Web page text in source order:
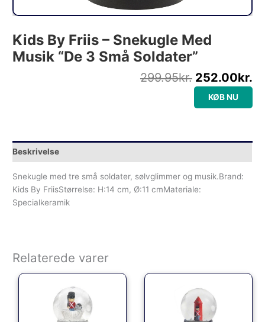
Kids By Friis – Snekugle Med
Musik “De 3 Små Soldater”
299.95kr. 252.00kr.
KØB NU
Beskrivelse
Snekugle med tre små soldater, sølvglimmer og musik.Brand:
Kids By FriisStørrelse: H:14 cm, Ø:11 cmMateriale:
Specialkeramik
Relaterede varer
Den oprindelige pris var: 99.95kr..
Den aktuelle pris er: 79.00kr..Den oprindelige pris
Den aktuelle